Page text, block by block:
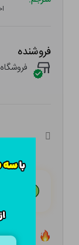
فروشنده
تعداد ۰ عدد در انبار موجود است